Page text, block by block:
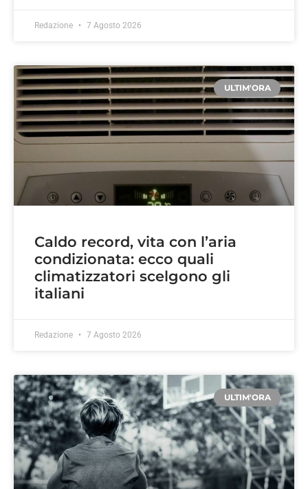
Redazione 7 Agosto 2026
ULTIM'ORA
Caldo record, vita con l’aria
condizionata: ecco quali
climatizzatori scelgono gli
italiani
Redazione 7 Agosto 2026
ULTIM'ORA